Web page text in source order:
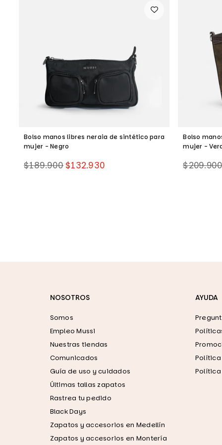
Bolso manos libres neraia de sintético para
mujer - Negro
Precio
$189.900 $132.930
Bolso
mujer -
Precio
NOSOTROS
Somos
Empleo Mussi
Nuestras tiendas
Comunicados
Guía de uso y cuidados
Últimas tallas zapatos
Rastrea tu pedido
Black Days
Zapatos y accesorios en Medellín
Zapatos y accesorios en Montería
AYUDA